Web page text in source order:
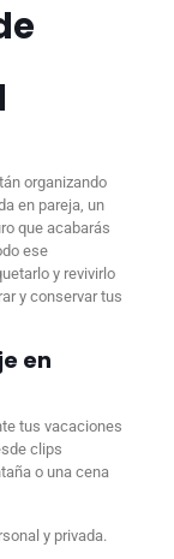
organizando
en pareja, un
que acabarás
ese
y revivirlo
y conservar tus
en
tus vacaciones
clips
o una cena
y privada.